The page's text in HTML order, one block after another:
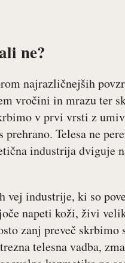
ne?
najrazličnejših
vročini in mrazu ter
v prvi vrsti z
Telesa ne
industrija dviguje
vej industrije, ki so
napeti koži, živi
zanj preveč
telesna vadba,